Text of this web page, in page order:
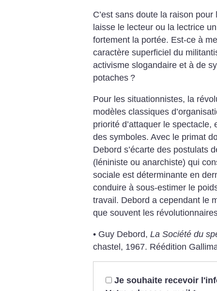
C’est sans doute la raison
laisse le lecteur ou la lectrice
fortement la portée. Est-ce à
caractère superficiel du
activisme slogandaire et à de
potaches ?
Pour les situationnistes, la
modèles classiques
priorité d’attaquer le
des symboles. Avec le primat
Debord s’écarte des postulats
(léniniste ou anarchiste) qui
sociale est déterminante en
conduire à sous-estimer le
travail. Debord a cependant le
que souvent les
• Guy Debord, La Société du
chastel, 1967. Réédition
Je souhaite recevoir